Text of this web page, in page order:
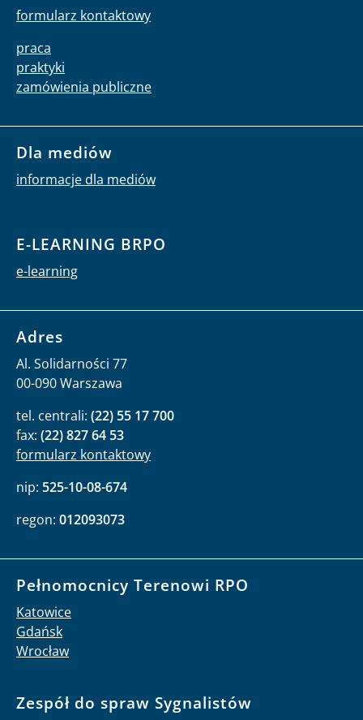
formularz kontaktowy
praca
praktyki
zamówienia publiczne
Dla mediów
informacje dla mediów
E-LEARNING BRPO
e-learning
Adres
Al. Solidarności 77
00-090 Warszawa
tel. centrali: (22) 55 17 700
fax: (22) 827 64 53
formularz kontaktowy
nip: 525-10-08-674
regon: 012093073
Pełnomocnicy Terenowi RPO
Katowice
Gdańsk
Wrocław
Zespół do spraw Sygnalistów